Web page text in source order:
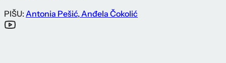
PIŠU: Antonia Pešić, Anđela Čokolić